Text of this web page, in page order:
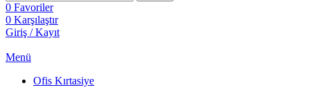
0 Favoriler
0 Karşılaştır
Giriş / Kayıt
Menü
Ofis Kırtasiye